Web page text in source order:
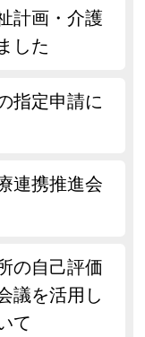
計画・介護
した
指定申請に
連携推進会
の自己評価
議を活用し
て